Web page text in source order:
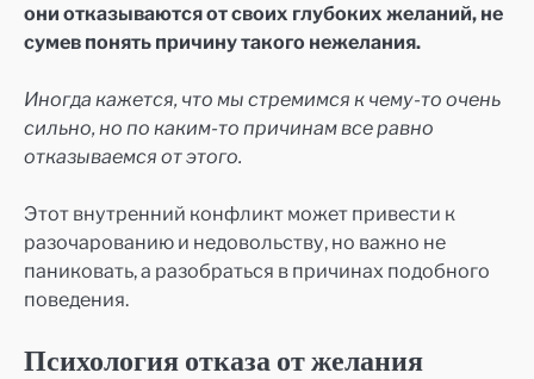
они отказываются от своих глубоких желаний, не
сумев понять причину такого нежелания.
Иногда кажется, что мы стремимся к чему-то очень
сильно, но по каким-то причинам все равно
отказываемся от этого.
Этот внутренний конфликт может привести к
разочарованию и недовольству, но важно не
паниковать, а разобраться в причинах подобного
поведения.
Психология отказа от желания